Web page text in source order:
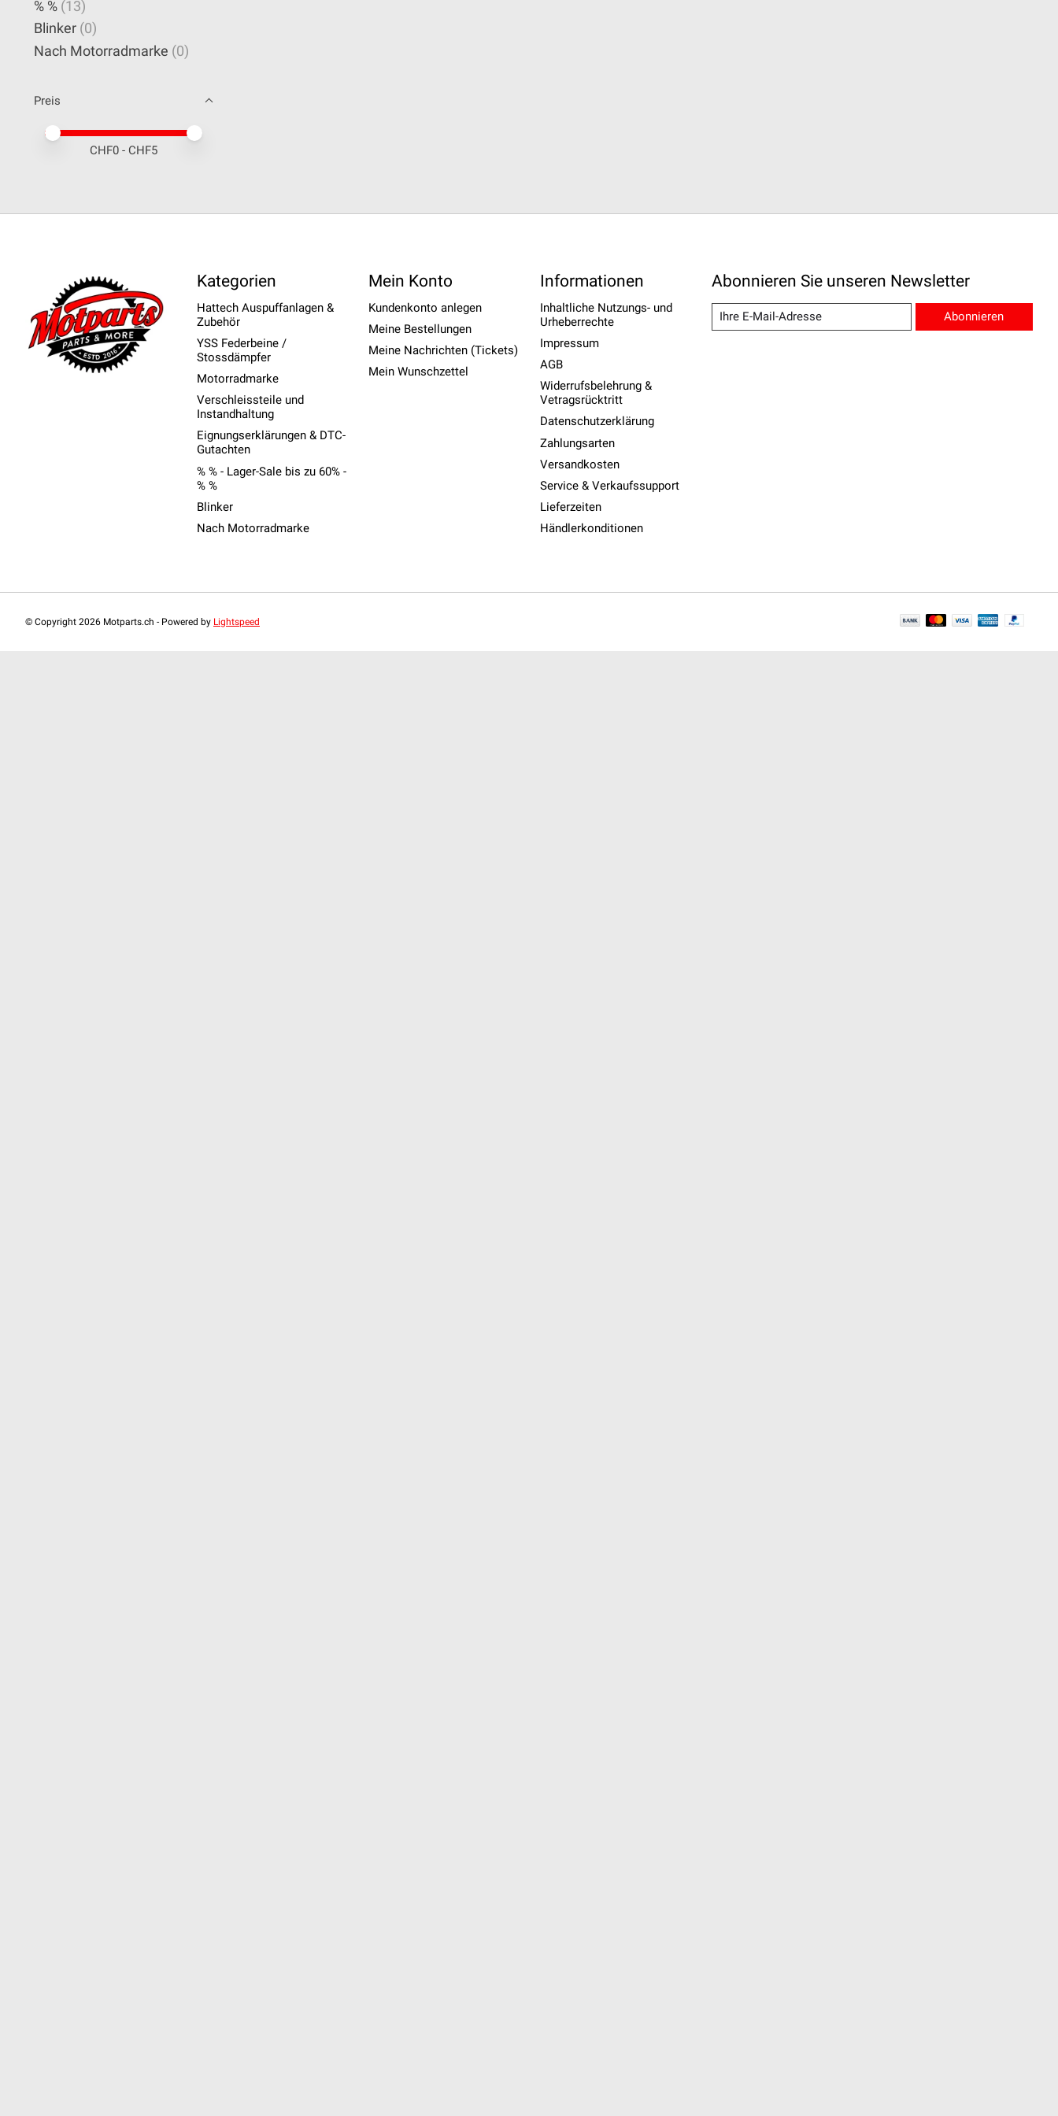
% % (13)
Blinker (0)
Nach Motorradmarke (0)
Preis
Preis – Mindestwert
Price maximum value
CHF0 - CHF5
Kategorien
Hattech Auspuffanlagen &
Zubehör
YSS Federbeine /
Stossdämpfer
Motorradmarke
Verschleissteile und
Instandhaltung
Eignungserklärungen & DTC-
Gutachten
% % - Lager-Sale bis zu 60% -
% %
Blinker
Nach Motorradmarke
Mein Konto
Kundenkonto anlegen
Meine Bestellungen
Meine Nachrichten (Tickets)
Mein Wunschzettel
Informationen
Inhaltliche Nutzungs- und
Urheberrechte
Impressum
AGB
Widerrufsbelehrung &
Vetragsrücktritt
Datenschutzerklärung
Zahlungsarten
Versandkosten
Service & Verkaufssupport
Lieferzeiten
Händlerkonditionen
Abonnieren Sie unseren Newsletter
Abonnieren
© Copyright 2026 Motparts.ch - Powered by Lightspeed